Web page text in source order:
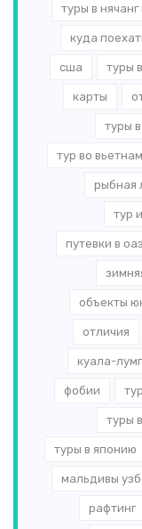
туры в
куда
сша туры
карты
туры
тур во вьетнам
рыбная
тур
путевки в
объекты
отличия
куала-
фобии
туры
туры в японию
мальдивы
рафтинг